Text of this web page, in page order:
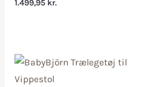
1.499,95 kr.